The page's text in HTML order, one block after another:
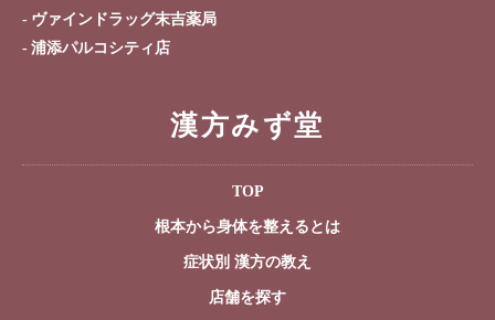
ヴァインドラッグ末吉薬局
浦添パルコシティ店
漢方みず堂
TOP
根本から身体を整えるとは
症状別 漢方の教え
店舗を探す